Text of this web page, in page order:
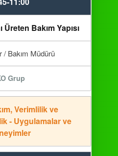
Bakım Yapısı
/ Bakım Müdürü
Grup
Verimlilik ve
- Uygulamalar ve